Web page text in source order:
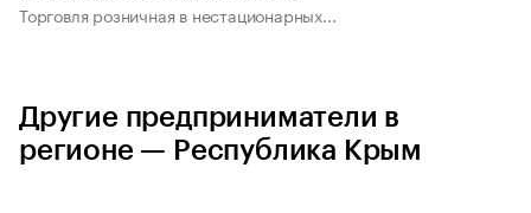
Торговля розничная в нестационарных...
Другие предприниматели в
регионе — Республика Крым